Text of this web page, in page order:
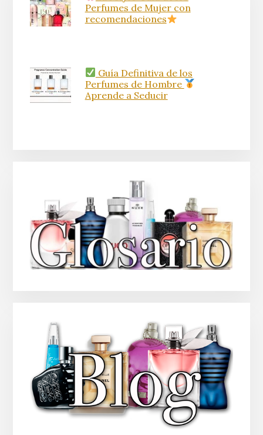
Perfumes de Mujer con
recomendaciones
Guía Definitiva de los
Perfumes de Hombre
Aprende a Seducir